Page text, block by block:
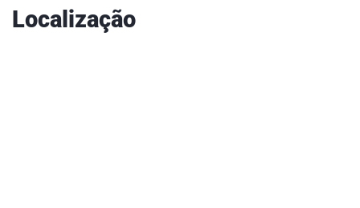
Localização